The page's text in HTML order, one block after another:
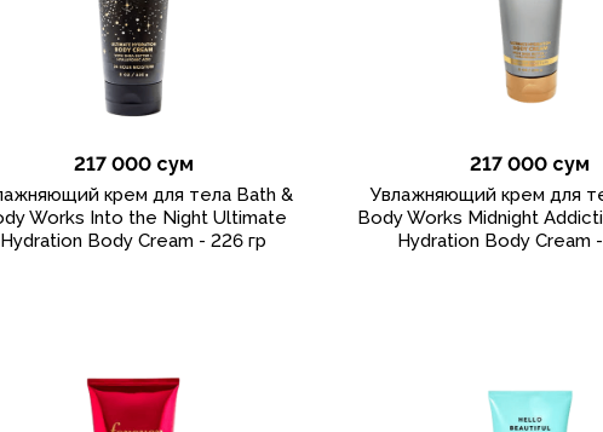
217 000 сум
крем для тела Bath &
Works Into the Night Ultimate
Hydration Body Cream - 226 гр
217 000 сум
Увлажняющий крем для
Body Works Midnight
Hydration Body Cream